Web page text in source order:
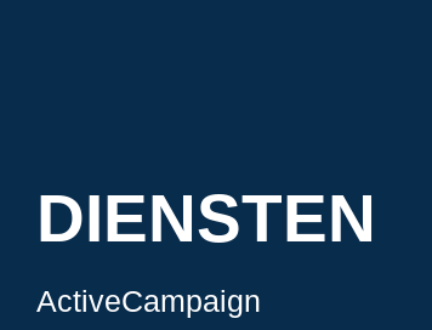
DIENSTEN
ActiveCampaign